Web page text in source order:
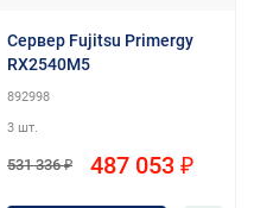
Сервер Fujitsu Primergy
RX2540M5
892998
3 шт.
531 336 ₽ 487 053 ₽